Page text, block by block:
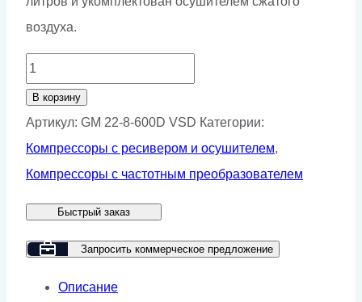
воздуха.
Количество
товара
Винтовой
компрессор
GMP
22-
8-
В корзину
Артикул: GM 22-8-600D VSD Категории:
Компрессоры с ресивером и осушителем,
Компрессоры с частотным преобразователем
Быстрый заказ
Запросить коммерческое предложение
Описание